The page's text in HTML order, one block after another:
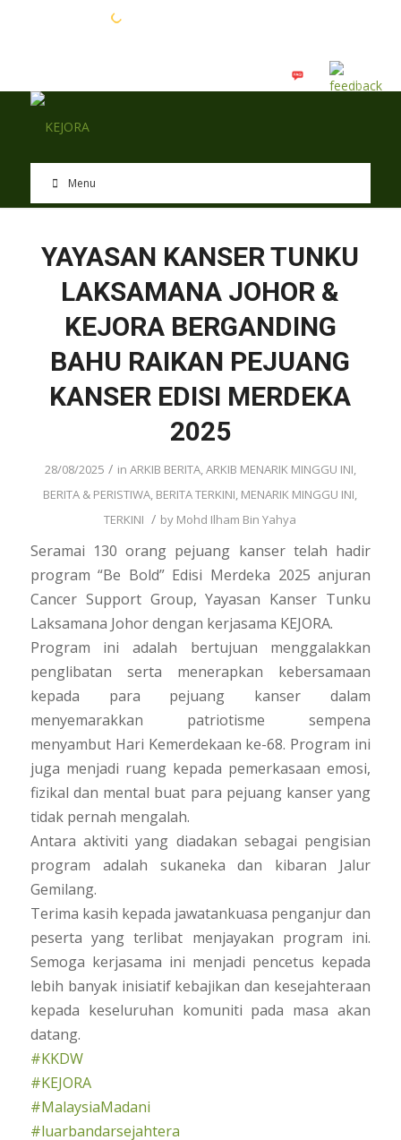
Menu
YAYASAN KANSER TUNKU
LAKSAMANA JOHOR &
KEJORA BERGANDING
BAHU RAIKAN PEJUANG
KANSER EDISI MERDEKA
2025
28/08/2025 / in ARKIB BERITA,ARKIB MENARIK MINGGU INI,
BERITA & PERISTIWA, BERITA TERKINI, MENARIK MINGGU INI,
TERKINI / by Mohd Ilham Bin Yahya
Seramai 130 orang pejuang kanser telah hadir
program “Be Bold” Edisi Merdeka 2025 anjuran
Cancer Support Group, Yayasan Kanser Tunku
Laksamana Johor dengan kerjasama KEJORA.
Program ini adalah bertujuan menggalakkan
penglibatan serta menerapkan kebersamaan
kepada para pejuang kanser dalam
menyemarakkan patriotisme sempena
menyambut Hari Kemerdekaan ke-68. Program ini
juga menjadi ruang kepada pemerkasaan emosi,
fizikal dan mental buat para pejuang kanser yang
tidak pernah mengalah.
Antara aktiviti yang diadakan sebagai pengisian
program adalah sukaneka dan kibaran Jalur
Gemilang.
Terima kasih kepada jawatankuasa penganjur dan
peserta yang terlibat menjayakan program ini.
Semoga kerjasama ini menjadi pencetus kepada
lebih banyak inisiatif kebajikan dan kesejahteraan
kepada keseluruhan komuniti pada masa akan
datang.
#KKDW
#KEJORA
#MalaysiaMadani
#luarbandarsejahtera